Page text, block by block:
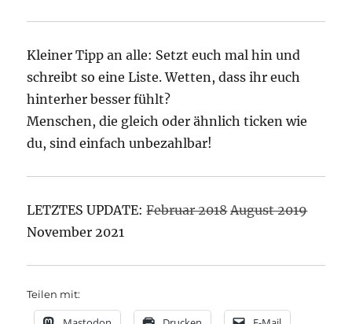
Kleiner Tipp an alle: Setzt euch mal hin und
schreibt so eine Liste. Wetten, dass ihr euch
hinterher besser fühlt?
Menschen, die gleich oder ähnlich ticken wie
du, sind einfach unbezahlbar!
LETZTES UPDATE:Februar 2018 August 2019
November 2021
Teilen mit: